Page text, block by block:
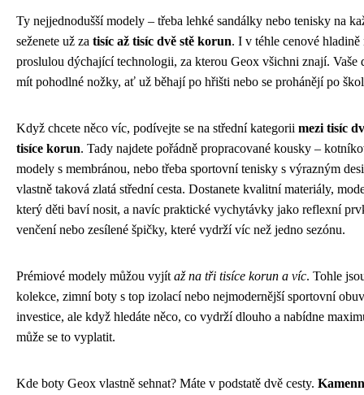
Ty nejjednodušší modely – třeba lehké sandálky nebo tenisky na
seženete už za tisíc až tisíc dvě stě korun. I v téhle cenové hladině
proslulou dýchající technologii, za kterou Geox všichni znají. Vaše
mít pohodlné nožky, ať už běhají po hřišti nebo se prohánějí po
Když chcete něco víc, podívejte se na střední kategorii mezi tisíc
tisíce korun. Tady najdete pořádně propracované kousky –
modely s membránou, nebo třeba sportovní tenisky s výrazným
vlastně taková zlatá střední cesta. Dostanete kvalitní materiály,
který děti baví nosit, a navíc praktické vychytávky jako reflexní
venčení nebo zesílené špičky, které vydrží víc než jedno sezónu.
Prémiové modely můžou vyjít až na tři tisíce korun a víc. Tohle
kolekce, zimní boty s top izolací nebo nejmodernější sportovní
investice, ale když hledáte něco, co vydrží dlouho a nabídne
může se to vyplatit.
Kde boty Geox vlastně sehnat? Máte v podstatě dvě cesty.